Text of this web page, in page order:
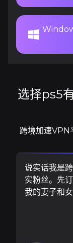
选择ps5
跨境加速VPN
说实话我是
实粉丝。先
我的妻子和